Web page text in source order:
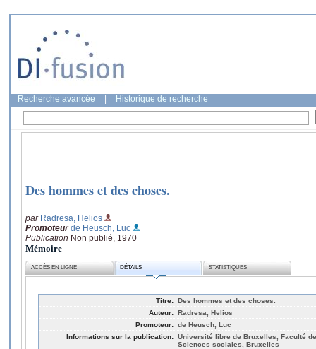
Recherche avancée Historique de recherche
Des hommes et des choses.
par Radresa, Helios
Promoteur de Heusch, Luc
Publication Non publié, 1970
Mémoire
ACCÈS EN LIGNE DÉTAILS STATISTIQUES
Titre: Des hommes et des choses.
Auteur: Radresa, Helios
Promoteur: de Heusch, Luc
Informations sur la publication: Université libre de Bruxelles, Faculté
Sciences sociales, Bruxelles